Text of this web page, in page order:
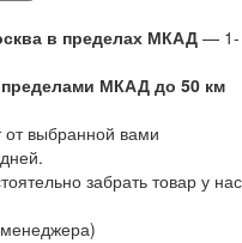
в пределах МКАД — 1-
МКАД до 50 км
от выбранной вами
забрать товар у нас